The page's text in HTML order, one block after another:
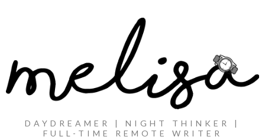
DAYDREAMER | NIGHT THINKER |
FULL-TIME REMOTE WRITER